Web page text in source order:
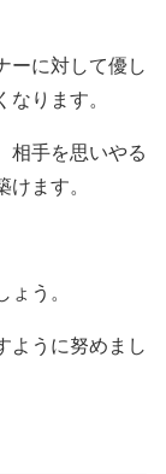
ーに対して優し
ります。
相手を思いやる
ます。
う。
ように努めまし